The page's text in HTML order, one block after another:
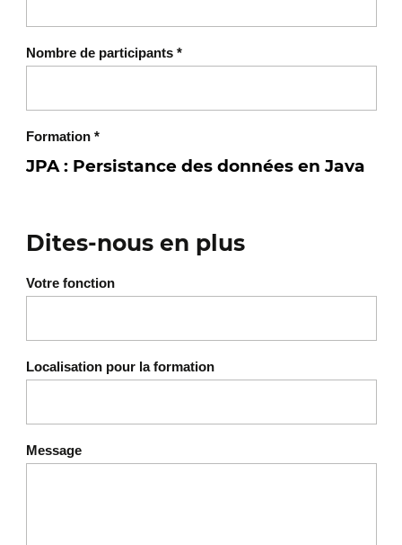
Nombre de participants *
Formation *
Dites-nous en plus
Votre fonction
Localisation pour la formation
Message